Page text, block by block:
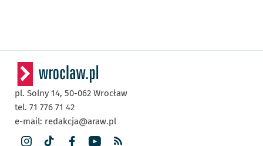
pl. Solny 14, 50-062 Wrocław
tel. 71 776 71 42
e-mail: redakcja@araw.pl